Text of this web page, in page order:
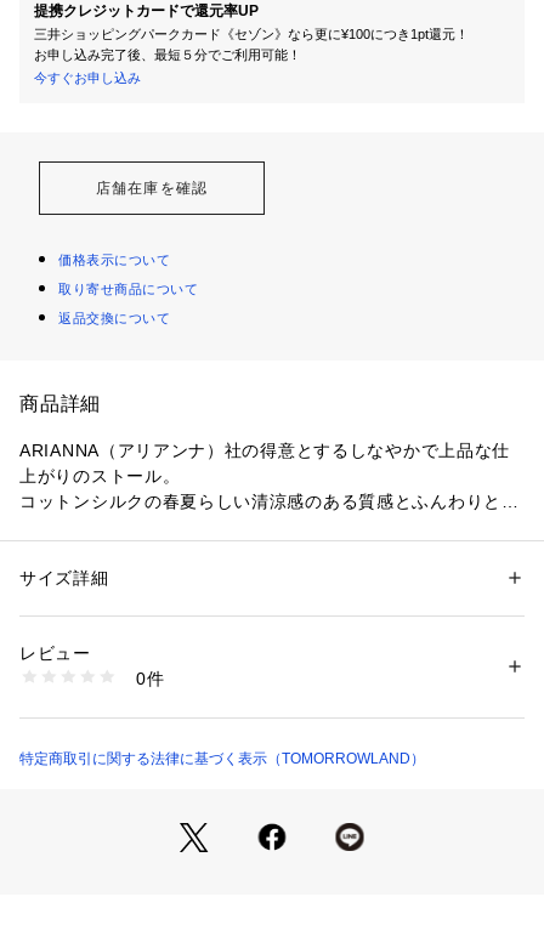
提携クレジットカードで還元率UP
三井ショッピングパークカード《セゾン》なら更に¥100につき1pt還元！
お申し込み完了後、最短５分でご利用可能！
今すぐお申し込み
店舗在庫を確認
価格表示について
取り寄せ商品について
返品交換について
商品詳細
ARIANNA（アリアンナ）社の得意とするしなやかで上品な仕
上がりのストール。
コットンシルクの春夏らしい清涼感のある質感とふんわりと膨
春先の肌寒い時期にも差し色としてスタイリングに取り入れや
すい1本です。
1984年に創業したイタリアのストールブランド。
手作業ならではの立体感と素朴さが人気です。
性別：メンズ
素材：コットン80% シルク20%
洗濯：洗濯不可、漂白不可、アイロン仕上げ可、ドライ可
※詳しい洗濯方法については、商品の品質表示タグをご覧ください
65042204002 （ショップ）
サイズ詳細
レビュー
0件
特定商取引に関する法律に基づく表示（TOMORROWLAND）